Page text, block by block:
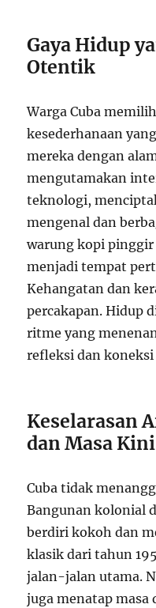
Gaya Hidup
Otentik
Warga Cuba
kesederhanaan
mereka dengan
mengutamakan
teknologi,
mengenal dan
warung kopi
menjadi tempat
Kehangatan dan
percakapan. Hidup
ritme yang
refleksi dan
Keselarasan
dan Masa Kini
Cuba tidak
Bangunan kolonial
berdiri kokoh dan
klasik dari tahun
jalan-jalan utama.
juga menatap masa